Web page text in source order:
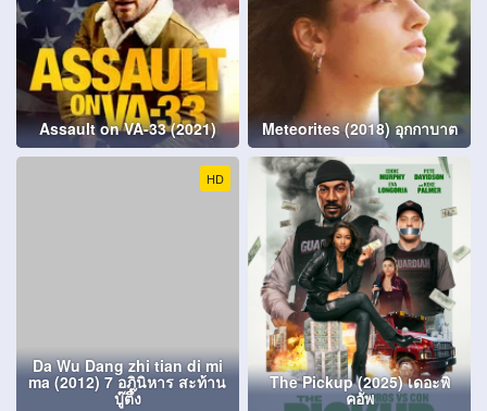
Assault on VA-33 (2021) Meteorites (2018) อุกกาบาต
HD
Da Wu Dang zhi tian di mi
ma (2012) 7 อภินิหาร สะท้าน
บู๊ตึ๊ง
The Pickup (2025) เดอะพิ
คอัพ